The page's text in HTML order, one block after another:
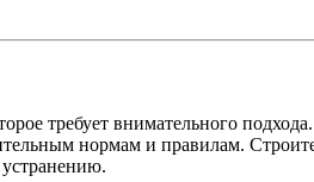
требует внимательного
нормам и правилам.
устранению.